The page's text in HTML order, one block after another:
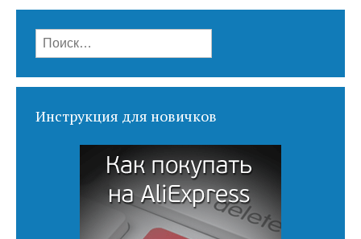
Найти:
Инструкция для новичков